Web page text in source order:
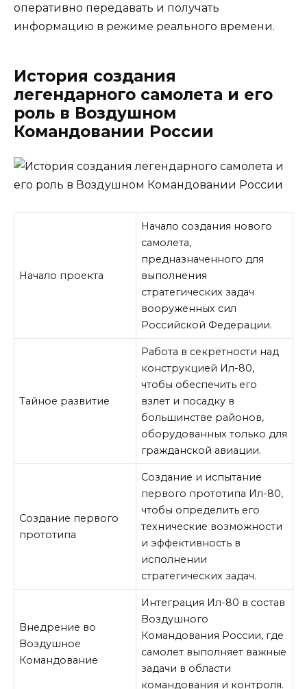
оперативно передавать и получать
информацию в режиме реального времени.
История создания
легендарного самолета и его
роль в Воздушном
Командовании России
Начало проекта
Начало создания нового
самолета,
предназначенного для
выполнения
стратегических задач
вооруженных сил
Российской Федерации.
Тайное развитие
Работа в секретности над
конструкцией Ил-80,
чтобы обеспечить его
взлет и посадку в
большинстве районов,
оборудованных только для
гражданской авиации.
Создание первого
прототипа
Создание и испытание
первого прототипа Ил-80,
чтобы определить его
технические возможности
и эффективность в
исполнении
стратегических задач.
Внедрение во
Воздушное
Командование
Интеграция Ил-80 в состав
Воздушного
Командования России, где
самолет выполняет важные
задачи в области
командования и контроля.